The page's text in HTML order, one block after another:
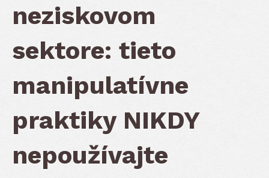
neziskovom
sektore: tieto
manipulatívne
praktiky NIKDY
nepoužívajte